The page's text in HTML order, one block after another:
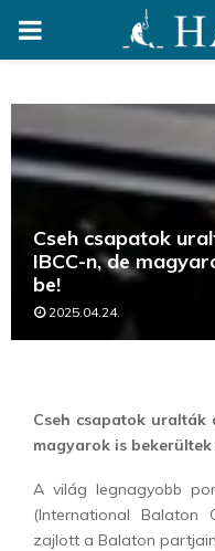
PRIMARY
Cseh csapatok
IBCC-n, de
be!
2025.04.24.
Cseh csapatok uralták
magyarok is bekerültek
A világ legnagyobb
(International Balaton
zajlott a Balaton